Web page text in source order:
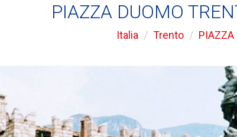
PIAZZA DUOMO
Italia Trento PIAZZA